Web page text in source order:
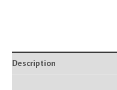
Description